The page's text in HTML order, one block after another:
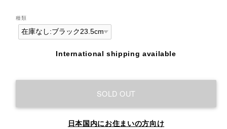
種類
International shipping available
SOLD OUT
日本国内にお住まいの方向け